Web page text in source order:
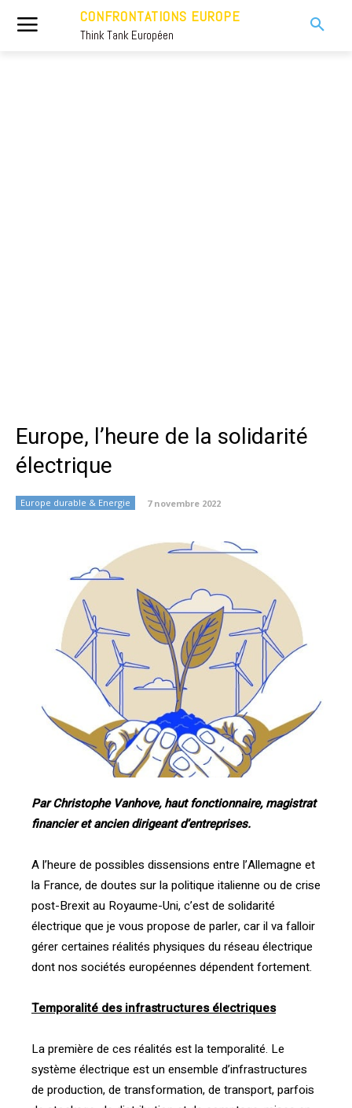
CONFRONTATIONS EUROPE
Think Tank Européen
Europe, l’heure de la solidarité
électrique
Europe durable & Energie 7 novembre 2022
Par Christophe Vanhove, haut fonctionnaire, magistrat
financier et ancien dirigeant d’entreprises.
A l’heure de possibles dissensions entre l’Allemagne et
la France, de doutes sur la politique italienne ou de crise
post-Brexit au Royaume-Uni, c’est de solidarité
électrique que je vous propose de parler, car il va falloir
gérer certaines réalités physiques du réseau électrique
dont nos sociétés européennes dépendent fortement.
Temporalité des infrastructures électriques
La première de ces réalités est la temporalité. Le
système électrique est un ensemble d’infrastructures
de production, de transformation, de transport, parfois